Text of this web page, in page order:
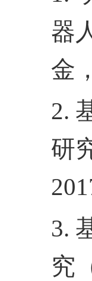
器
金，
2.
研
3.
究